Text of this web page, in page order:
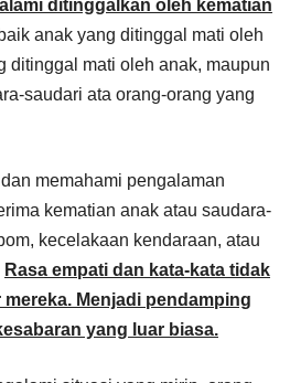
ditinggalkan oleh kematian
anak yang ditinggal mati oleh
ditinggal mati oleh anak, maupun
saudari ata orang-orang yang
memahami pengalaman
kematian anak atau saudara-
kecelakaan kendaraan, atau
Rasa empati dan kata-kata tidak
Menjadi pendamping
yang luar biasa.